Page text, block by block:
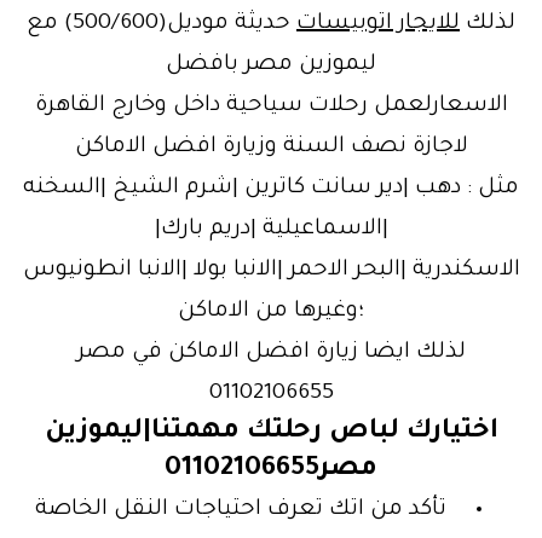
لذلك للايجار اتوبيسات
حديثة موديل(500/600) مع
ليموزين مصر بافضل
الاسعارلعمل رحلات سياحية داخل وخارج القاهرة
لاجازة نصف السنة وزيارة افضل الاماكن
مثل : دهب |دير سانت كاترين |شرم الشيخ |السخنه
|الاسماعيلية |دريم بارك|
الاسكندرية |البحر الاحمر |الانبا بولا |الانبا انطونيوس
؛وغيرها من الاماكن
لذلك ايضا زيارة افضل الاماكن في مصر
01102106655
اختيارك لباص رحلتك مهمتنا|ليموزين
مصر01102106655
تأكد من اتك تعرف احتياجات النقل الخاصة